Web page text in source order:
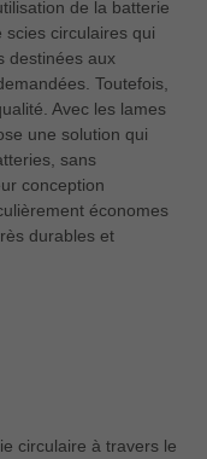
de la batterie
scies circulaires qui
destinées aux
Toutefois,
Avec les lames
une solution qui
sans
conception
économes
durables et
circulaire à travers le